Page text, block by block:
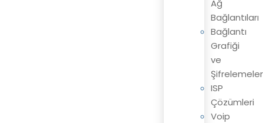
Ağ
Bağlantıları
Bağlantı
Grafiği
ve
Şifrelemeler
ISP
Çözümleri
Voip